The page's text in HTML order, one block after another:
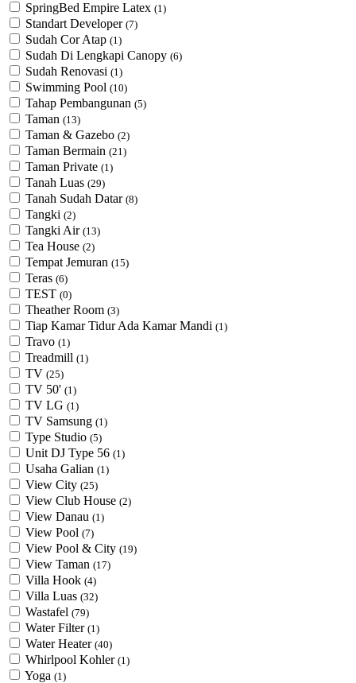
SpringBed Empire Latex (1)
Standart Developer (7)
Sudah Cor Atap (1)
Sudah Di Lengkapi Canopy (6)
Sudah Renovasi (1)
Swimming Pool (10)
Tahap Pembangunan (5)
Taman (13)
Taman & Gazebo (2)
Taman Bermain (21)
Taman Private (1)
Tanah Luas (29)
Tanah Sudah Datar (8)
Tangki (2)
Tangki Air (13)
Tea House (2)
Tempat Jemuran (15)
Teras (6)
TEST (0)
Theather Room (3)
Tiap Kamar Tidur Ada Kamar Mandi (1)
Travo (1)
Treadmill (1)
TV (25)
TV 50' (1)
TV LG (1)
TV Samsung (1)
Type Studio (5)
Unit DJ Type 56 (1)
Usaha Galian (1)
View City (25)
View Club House (2)
View Danau (1)
View Pool (7)
View Pool & City (19)
View Taman (17)
Villa Hook (4)
Villa Luas (32)
Wastafel (79)
Water Filter (1)
Water Heater (40)
Whirlpool Kohler (1)
Yoga (1)